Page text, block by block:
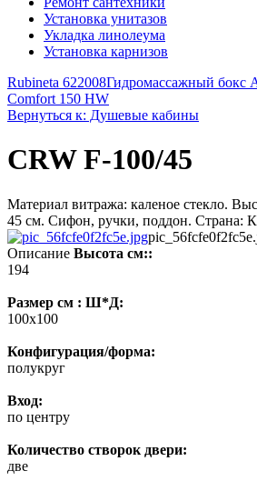
Установка унитазов
Укладка линолеума
Установка карнизов
Rubineta 622008Гидромассажный бокс
Comfort 150 HW
Вернуться к: Душевые кабины
CRW F-100/45
Материал витража: каленое стекло.
45 см. Сифон, ручки, поддон. Страна:
Описание Высота см::
194
Размер см : Ш*Д:
100x100
Конфигурация/форма:
полукруг
Вход:
по центру
Количество створок двери:
две